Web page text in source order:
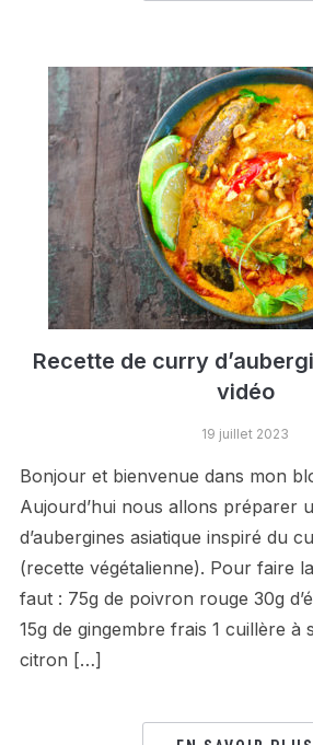
Recette de curry
vidéo
19 juillet 2023
Bonjour et bienvenue dans mon
Aujourd’hui nous allons préparer
d’aubergines asiatique inspiré du
(recette végétalienne). Pour faire
faut : 75g de poivron rouge 30g
15g de gingembre frais 1 cuillère à
citron […]